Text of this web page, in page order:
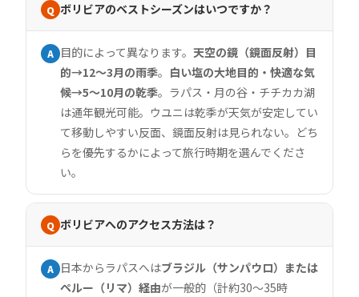
Q ボリビアのベストシーズンはいつですか？
A 目的によって異なります。 天空の鏡（鏡面反射）目
的→12〜3月の雨季。 白い塩の大地目的・快適な気
候→5〜10月の乾季。ラパス・月の谷・チチカカ湖
は通年観光可能。ウユニは乾季が天気が安定してい
て移動しやすい反面、鏡面反射は見られない。どち
らを優先するかによって旅行時期を選んでくださ
い。
Q ボリビアへのアクセス方法は？
A 日本からラパスへはブラジル（サンパウロ）または
ペルー（リマ）経由が一般的（計約30〜35時